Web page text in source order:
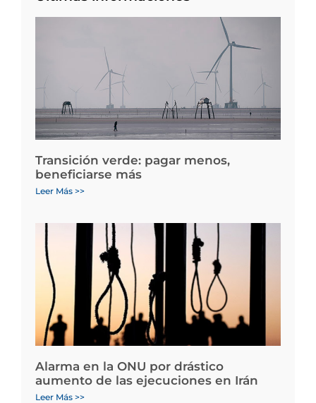
Transición verde: pagar menos,
beneficiarse más
Leer Más >>
Alarma en la ONU por drástico
aumento de las ejecuciones en Irán
Leer Más >>